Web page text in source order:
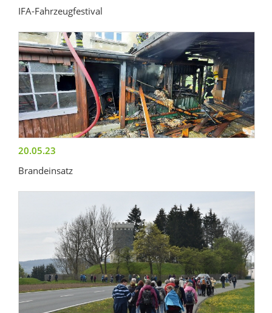
IFA-Fahrzeugfestival
20.05.23
Brandeinsatz